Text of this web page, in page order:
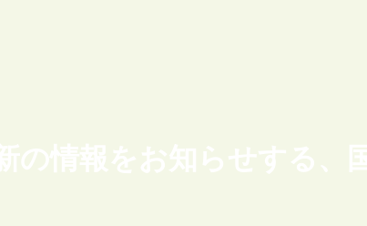
の情報をお知らせする、